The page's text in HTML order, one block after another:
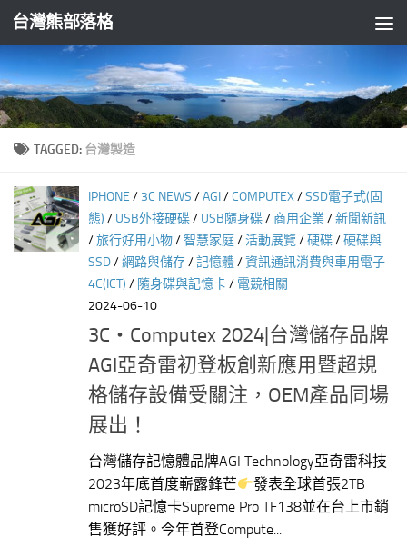
Skip to content
台灣熊部落格
TAGGED: 台灣製造
IPHONE / 3C NEWS /AGI/COMPUTEX/SSD電子式(固
態) / USB外接硬碟/ USB隨身碟/商用企業/新聞新訊
/旅行好用小物/智慧家庭/活動展覽/硬碟/硬碟與
SSD/網路與儲存/記憶體/資訊通訊消費與車用電子
4C(ICT) / 隨身碟與記憶卡/ 電競相關
2024-06-10
3C‧Computex 2024|台灣儲存品牌
AGI亞奇雷初登板創新應用暨超規
格儲存設備受關注，OEM產品同場
展出！
台灣儲存記憶體品牌AGI Technology亞奇雷科技
2023年底首度嶄露鋒芒
發表全球首張2TB
microSD記憶卡Supreme Pro TF138並在台上市銷
售獲好評。今年首登Compute...